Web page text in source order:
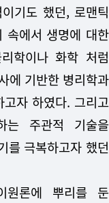
기도 했던, 로맨틱
속에서 생명에 대한
학이나 화학 처럼
에 기반한 병리학과
자 하였다. 그리고
는 주관적 기술을
를 극복하고자 했던
원론에 뿌리를 둔